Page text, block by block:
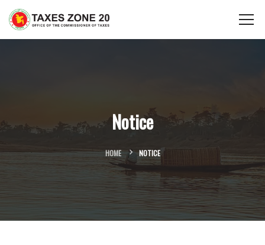
Notice
HOME NOTICE